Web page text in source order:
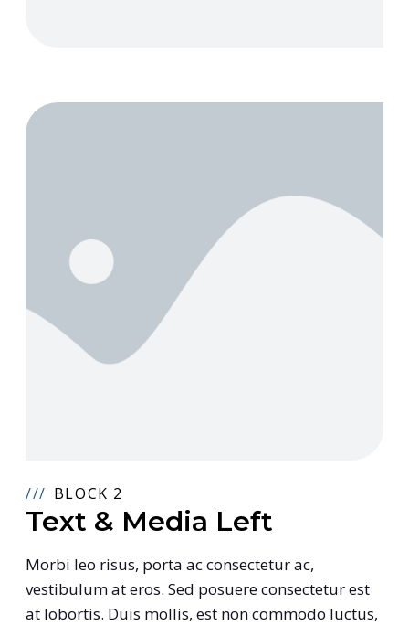
BLOCK 2
Text & Media Left
Morbi leo risus, porta ac consectetur ac,
vestibulum at eros. Sed posuere consectetur est
at lobortis. Duis mollis, est non commodo luctus,